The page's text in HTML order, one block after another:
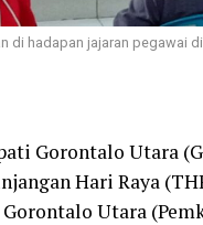
di hadapan jajaran pegawai
Gorontalo Utara
Hari Raya
Utara